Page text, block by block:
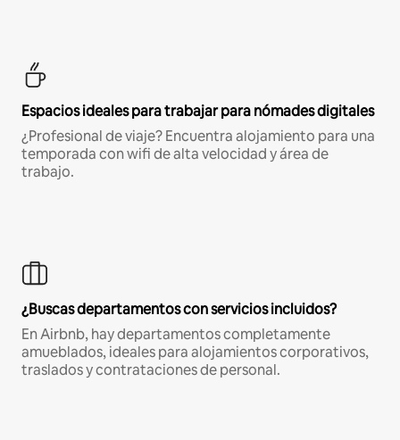
Espacios ideales para trabajar para nómades digitales
¿Profesional de viaje? Encuentra alojamiento para una
temporada con wifi de alta velocidad y área de
trabajo.
¿Buscas departamentos con servicios incluidos?
En Airbnb, hay departamentos completamente
amueblados, ideales para alojamientos corporativos,
traslados y contrataciones de personal.